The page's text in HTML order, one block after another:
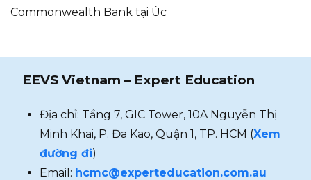
Commonwealth Bank tại Úc
EEVS Vietnam – Expert Education
Địa chỉ: Tầng 7, GIC Tower, 10A Nguyễn Thị
Minh Khai, P. Đa Kao, Quận 1, TP. HCM (Xem
đường đi)
Email: hcmc@experteducation.com.au